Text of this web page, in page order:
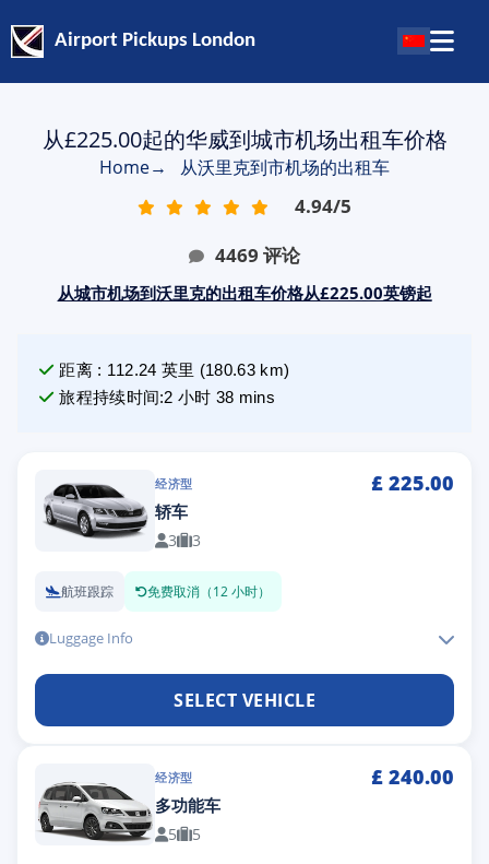
Airport Pickups London
从£225.00起的华威到城市机场出租车价格
Home→ 从沃里克到市机场的出租车
4.94/5
4469 评论
从城市机场到沃里克的出租车价格从£225.00英镑起
距离: 112.24 英里 (180.63km)
旅程持续时间:2 小时 38 mins
经济型 £ 225.00
轿车
3 3
航班跟踪 免费取消（12 小时）
Luggage Info
SELECT VEHICLE
经济型 £ 240.00
多功能车
5 5